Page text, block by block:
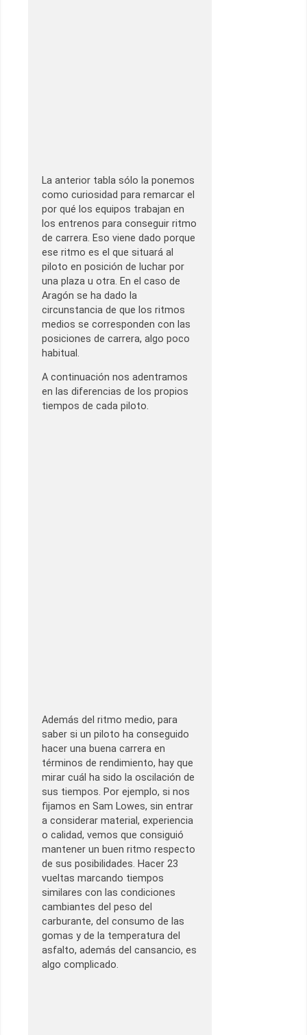
La anterior tabla sólo la ponemos
como curiosidad para remarcar el
por qué los equipos trabajan en
los entrenos para conseguir ritmo
de carrera. Eso viene dado porque
ese ritmo es el que situará al
piloto en posición de luchar por
una plaza u otra. En el caso de
Aragón se ha dado la
circunstancia de que los ritmos
medios se corresponden con las
posiciones de carrera, algo poco
habitual.
A continuación nos adentramos
en las diferencias de los propios
tiempos de cada piloto.
Además del ritmo medio, para
saber si un piloto ha conseguido
hacer una buena carrera en
términos de rendimiento, hay que
mirar cuál ha sido la oscilación de
sus tiempos. Por ejemplo, si nos
fijamos en Sam Lowes, sin entrar
a considerar material, experiencia
o calidad, vemos que consiguió
mantener un buen ritmo respecto
de sus posibilidades. Hacer 23
vueltas marcando tiempos
similares con las condiciones
cambiantes del peso del
carburante, del consumo de las
gomas y de la temperatura del
asfalto, además del cansancio, es
algo complicado.